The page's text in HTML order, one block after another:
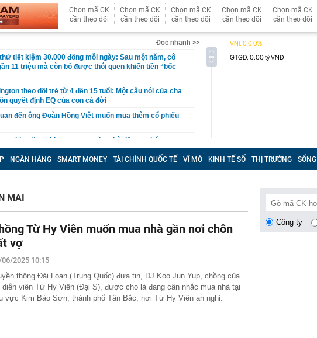
Chọn mã CK
cần theo dõi
Chọn mã CK
cần theo dõi
Chọn mã CK
cần theo dõi
Chọn mã CK
cần theo dõi
Chọn mã CK
cần theo dõi
Đọc nhanh >>
thử tiết kiệm 30.000 đồng mỗi ngày: Sau một năm, cô
11 triệu mà còn bỏ được thói quen khiến tiền “bốc
theo dõi trẻ từ 4 đến 15 tuổi: Một câu nói của cha
quyết định EQ của con cả đời
đến ông Đoàn Hồng Việt muốn mua thêm cổ phiếu
ra khuyến nghị quan trọng cho nhà đầu tư chứng
Việt Nam có doanh thu lớn hơn Vingroup, Petrolimex,
nhất 100%
gia tâm linh Xuân Trường
ra một tín hiệu quan trọng cho thấy VN-Index sắp bước
mới
mét xuống đáy biển, phát hiện mỏ dầu khí trữ lượng
khơi Việt Nam
giao dịch chuyển khoản 35 triệu đồng tới tài khoản
1984, thanh niên SN 2000 được mời tới làm việc
chú ý: Từ 16/10, sân bay có thể mở vali để kiểm tra
khách không có mặt
NGÂN HÀNG SMART MONEY TÀI CHÍNH QUỐC TẾ VĨ MÔ KINH TẾ SỐ THỊ TRƯỜNG SỐNG
MAI
Từ Hy Viên muốn mua nhà gần nơi chôn
vợ
2025 10:15
thông Đài Loan (Trung Quốc) đưa tin, DJ Koo Jun Yup, chồng của
diễn viên Từ Hy Viên (Đại S), được cho là đang cân nhắc mua nhà tại
vực Kim Bảo Sơn, thành phố Tân Bắc, nơi Từ Hy Viên an nghỉ.
Công ty